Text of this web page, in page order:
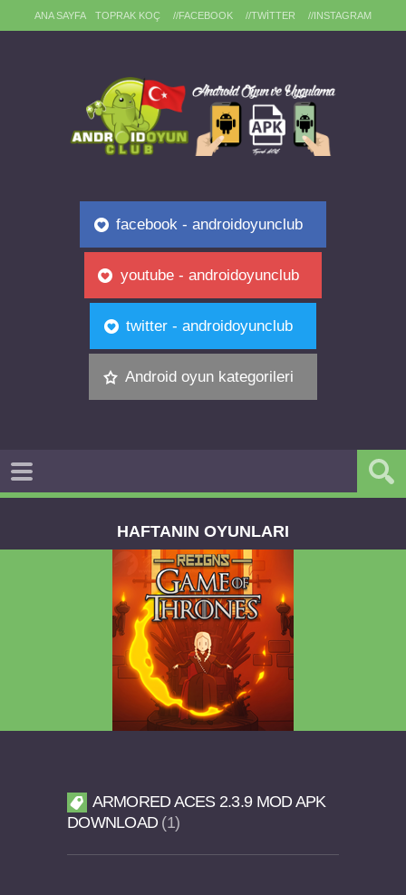
ANA SAYFA TOPRAK KOÇ //FACEBOOK //TWITTER //INSTAGRAM
facebook - androidoyunclub
youtube - androidoyunclub
twitter - androidoyunclub
Android oyun kategorileri
HAFTANIN OYUNLARI
ARMORED ACES 2.3.9 MOD APK
DOWNLOAD 1